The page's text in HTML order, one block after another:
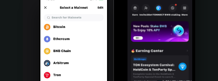
Português (Portugal)
Bahasa Indonesia